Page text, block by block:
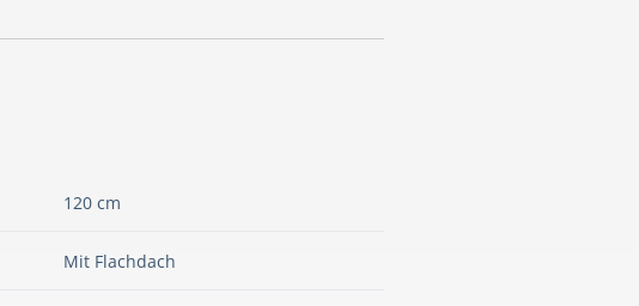
120 cm
Mit Flachdach